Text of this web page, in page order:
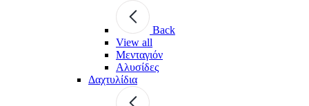
Back
View all
Μενταγιόν
Αλυσίδες
Δαχτυλίδια